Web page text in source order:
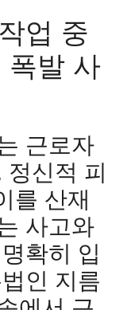
업 중
폭발 사
근로자
신적 피
를 산재
사고와
확히 입
인 지름